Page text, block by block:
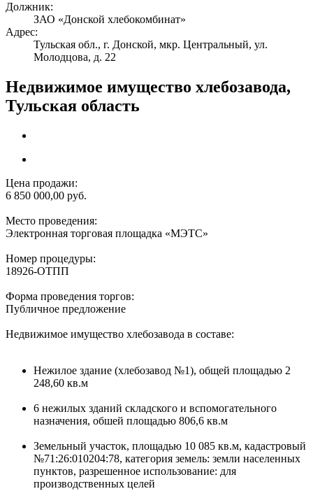
Должник:
ЗАО «Донской хлебокомбинат»
Адрес:
Тульская обл., г. Донской, мкр. Центральный, ул.
Молодцова, д. 22
Недвижимое имущество хлебозавода,
Тульская область
Цена продажи:
6 850 000,00 руб.
Место проведения:
Электронная торговая площадка «МЭТС»
Номер процедуры:
18926-ОТПП
Форма проведения торгов:
Публичное предложение
Недвижимое имущество хлебозавода в составе:
Нежилое здание (хлебозавод №1), общей площадью 2
248,60 кв.м
6 нежилых зданий складского и вспомогательного
назначения, обшей площадью 806,6 кв.м
Земельный участок, площадью 10 085 кв.м, кадастровый
№71:26:010204:78, категория земель: земли населенных
пунктов, разрешенное использование: для
производственных целей